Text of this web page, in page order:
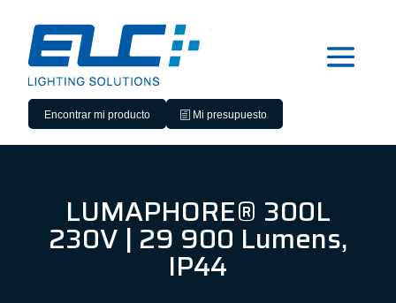
Encontrar mi producto Mi presupuesto
LUMAPHORE® 300L
230V | 29 900 Lumens,
IP44